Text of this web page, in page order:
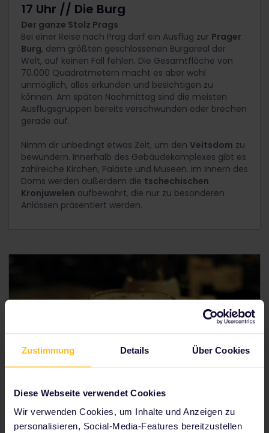
Zustimmung Details Über Cookies
Diese Webseite verwendet Cookies
Wir verwenden Cookies, um Inhalte und Anzeigen zu
personalisieren, Social-Media-Features bereitzustellen
17 Uhr // Die Burg
Der ganze Stolz Prags
Bei einer Reise nach Prag darf ein Ausflug zur Prager
Burg, dem größten geschlossenen Burgareal der
Welt, auf keinen Fall fehlen. Die Gesamtfläche von
70.000 Quadratmetern macht es aber wohl
unmöglich, alles erkunden und besichtigen zu
können. Am späten Nachmittag sind die meisten
Ausflugsgruppen bereits verschwunden oder brechen
gerade auf.
Nimm dir unbedingt etwas Zeit, um den Veitsdom zu
bewundern. Innerhalb des Gebäudekomplexes gibt es
zahlreiche Kirchen, Paläste und Museen. Im Innern des
Doms werden außerdem die tschechischen
Kronjuwelen aufbewahrt, die nur zu besonderen
Anlässen präsentiert werden.